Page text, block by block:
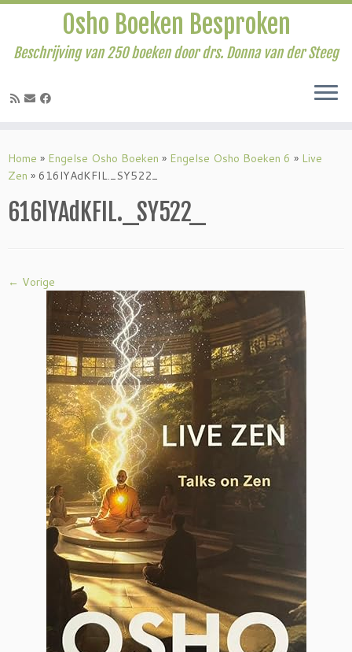
naar
inhoud
Osho Boeken Besproken
Beschrijving van 250 boeken door drs. Donna van der Steeg
Home » Engelse Osho Boeken » Engelse Osho Boeken 6 » Live
Zen » 616lYAdKFIL._SY522_
616lYAdKFIL._SY522_
← Vorige